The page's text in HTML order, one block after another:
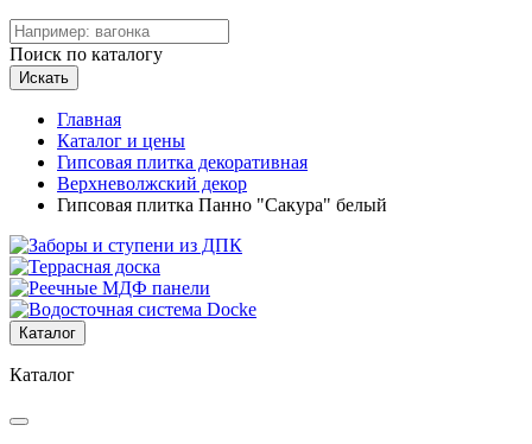
Поиск по каталогу
Искать
Главная
Каталог и цены
Гипсовая плитка декоративная
Верхневолжский декор
Гипсовая плитка Панно "Сакура" белый
Каталог
Каталог